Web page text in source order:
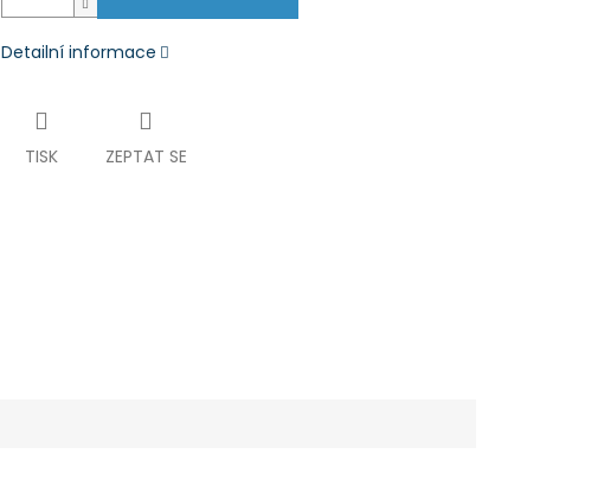
Detailní informace
TISK ZEPTAT SE